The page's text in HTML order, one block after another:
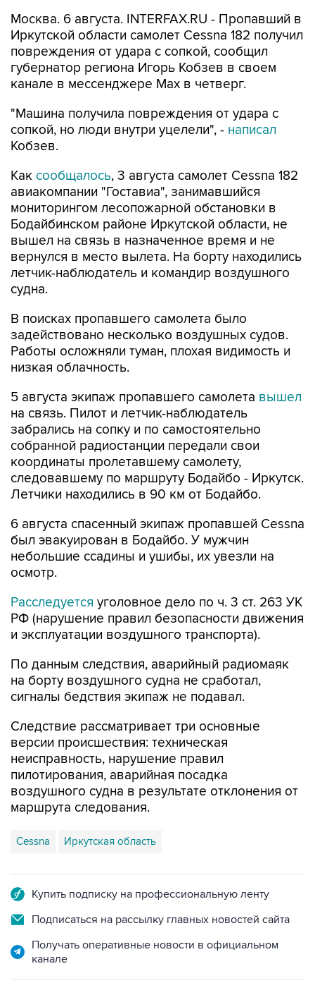
Москва. 6 августа. INTERFAX.RU - Пропавший в
Иркутской области самолет Cessna 182 получил
повреждения от удара с сопкой, сообщил
губернатор региона Игорь Кобзев в своем
канале в мессенджере Мах в четверг.
"Машина получила повреждения от удара с
сопкой, но люди внутри уцелели", - написал
Кобзев.
Как сообщалось, 3 августа самолет Cessna 182
авиакомпании "Гоставиа", занимавшийся
мониторингом лесопожарной обстановки в
Бодайбинском районе Иркутской области, не
вышел на связь в назначенное время и не
вернулся в место вылета. На борту находились
летчик-наблюдатель и командир воздушного
судна.
В поисках пропавшего самолета было
задействовано несколько воздушных судов.
Работы осложняли туман, плохая видимость и
низкая облачность.
5 августа экипаж пропавшего самолета вышел
на связь. Пилот и летчик-наблюдатель
забрались на сопку и по самостоятельно
собранной радиостанции передали свои
координаты пролетавшему самолету,
следовавшему по маршруту Бодайбо - Иркутск.
Летчики находились в 90 км от Бодайбо.
6 августа спасенный экипаж пропавшей Cessna
был эвакуирован в Бодайбо. У мужчин
небольшие ссадины и ушибы, их увезли на
осмотр.
Расследуется уголовное дело по ч. 3 ст. 263 УК
РФ (нарушение правил безопасности движения
и эксплуатации воздушного транспорта).
По данным следствия, аварийный радиомаяк
на борту воздушного судна не сработал,
сигналы бедствия экипаж не подавал.
Следствие рассматривает три основные
версии происшествия: техническая
неисправность, нарушение правил
пилотирования, аварийная посадка
воздушного судна в результате отклонения от
маршрута следования.
Cessna Иркутская область
Купить подписку на профессиональную ленту
Подписаться на рассылку главных новостей сайта
Получать оперативные новости в официальном
канале